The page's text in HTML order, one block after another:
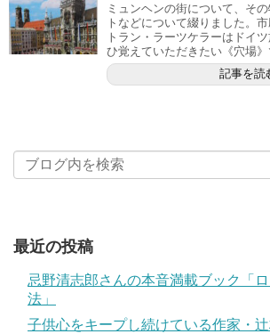
ミュンヘンの街について、そ
トなどについて綴りました。
トラン・ラーツケラーはドイ
ひ覚えていただきたい《穴場》
記事を読
最近の投稿
忌野清志郎さんの本音満載ブック「
法」
子供心をキープし続けている作家・